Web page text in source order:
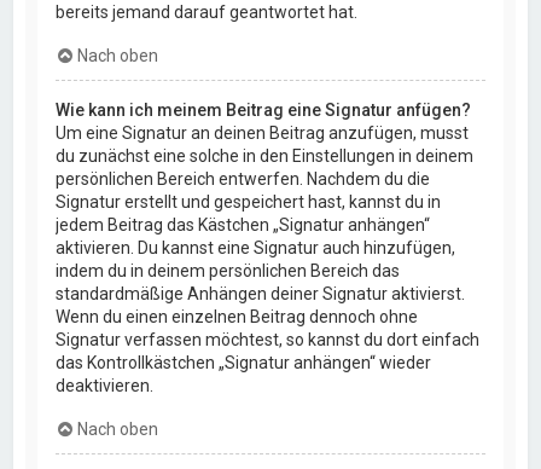
bereits jemand darauf geantwortet hat.
Nach oben
Wie kann ich meinem Beitrag eine Signatur anfügen?
Um eine Signatur an deinen Beitrag anzufügen, musst
du zunächst eine solche in den Einstellungen in deinem
persönlichen Bereich entwerfen. Nachdem du die
Signatur erstellt und gespeichert hast, kannst du in
jedem Beitrag das Kästchen „Signatur anhängen“
aktivieren. Du kannst eine Signatur auch hinzufügen,
indem du in deinem persönlichen Bereich das
standardmäßige Anhängen deiner Signatur aktivierst.
Wenn du einen einzelnen Beitrag dennoch ohne
Signatur verfassen möchtest, so kannst du dort einfach
das Kontrollkästchen „Signatur anhängen“ wieder
deaktivieren.
Nach oben